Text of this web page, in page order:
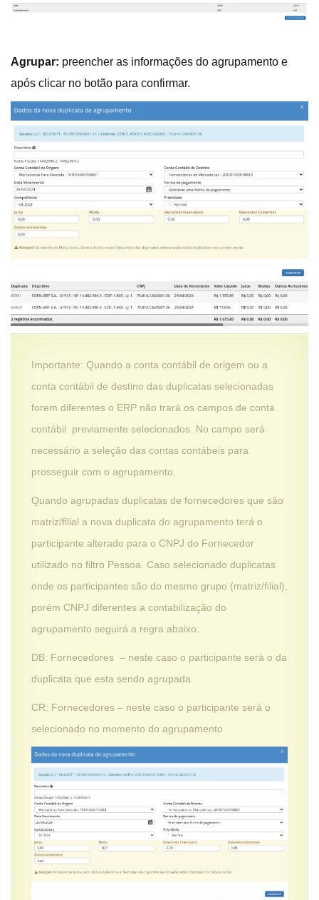
Agrupar: preencher as informações do agrupamento e
após clicar no botão para confirmar.
Importante: Quando a conta contábil de origem ou a
conta contábil de destino das duplicatas selecionadas
forem diferentes o ERP não trará os campos de conta
contábil previamente selecionados. No campo será
necessário a seleção das contas contábeis para
prosseguir com o agrupamento.
Quando agrupadas duplicatas de fornecedores que são
matriz/filial a nova duplicata do agrupamento terá o
participante alterado para o CNPJ do Fornecedor
utilizado no filtro Pessoa. Caso selecionado duplicatas
onde os participantes são do mesmo grupo (matriz/filial),
porém CNPJ diferentes a contabilização do
agrupamento seguirá a regra abaixo:
DB: Fornecedores – neste caso o participante será o da
duplicata que esta sendo agrupada
CR: Fornecedores – neste caso o participante será o
selecionado no momento do agrupamento